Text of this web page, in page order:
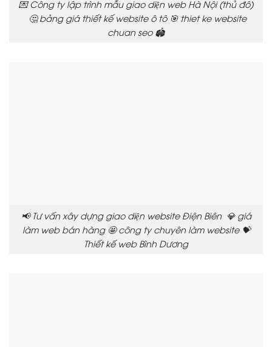
💌 Công ty lập trình mẫu giao diện web Hà Nội (thủ đô)
🤔 bảng giá thiết kế website ô tô 🎯 thiet ke website
chuan seo 🏟️
📢 Tư vấn xây dựng giao diện website Điện Biên 💎 giá
làm web bán hàng 🤩 công ty chuyên làm website 💝
Thiết kế web Bình Dương